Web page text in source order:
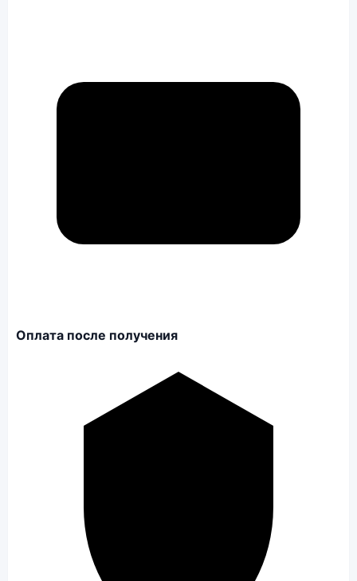
Оплата после получения